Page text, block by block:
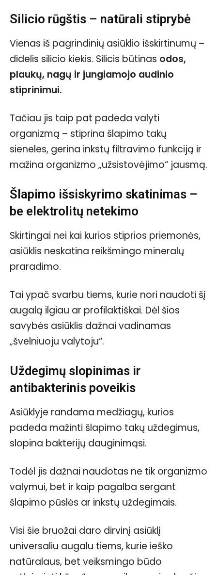
Silicio rūgštis – natūrali stiprybė
Vienas iš pagrindinių asiūklio išskirtinumų –
didelis silicio kiekis. Silicis būtinas odos,
plaukų, nagų ir jungiamojo audinio
stiprinimui.
Tačiau jis taip pat padeda valyti
organizmą – stiprina šlapimo takų
sieneles, gerina inkstų filtravimo funkciją ir
mažina organizmo „užsistovėjimo“ jausmą.
Šlapimo išsiskyrimo skatinimas –
be elektrolitų netekimo
Skirtingai nei kai kurios stiprios priemonės,
asiūklis neskatina reikšmingo mineralų
praradimo.
Tai ypač svarbu tiems, kurie nori naudoti šį
augalą ilgiau ar profilaktiškai. Dėl šios
savybės asiūklis dažnai vadinamas
„švelniuoju valytoju“.
Uždegimų slopinimas ir
antibakterinis poveikis
Asiūklyje randama medžiagų, kurios
padeda mažinti šlapimo takų uždegimus,
slopina bakterijų dauginimąsi.
Todėl jis dažnai naudotas ne tik organizmo
valymui, bet ir kaip pagalba sergant
šlapimo pūslės ar inkstų uždegimais.
Visi šie bruožai daro dirvinį asiūklį
universaliu augalu tiems, kurie ieško
natūralaus, bet veiksmingo būdo